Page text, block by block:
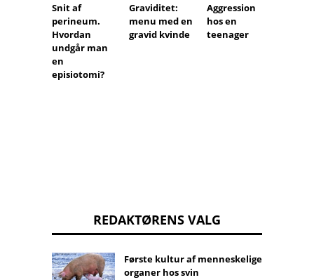
Snit af
perineum.
Hvordan
undgår man
en
episiotomi?
Graviditet:
menu med en
gravid kvinde
Aggression
hos en
teenager
REDAKTØRENS VALG
Første kultur af menneskelige
organer hos svin